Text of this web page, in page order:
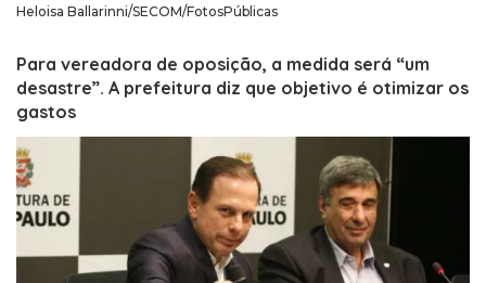
Heloisa Ballarinni/SECOM/FotosPúblicas
Para vereadora de oposição, a medida será “um
desastre”. A prefeitura diz que objetivo é otimizar os
gastos